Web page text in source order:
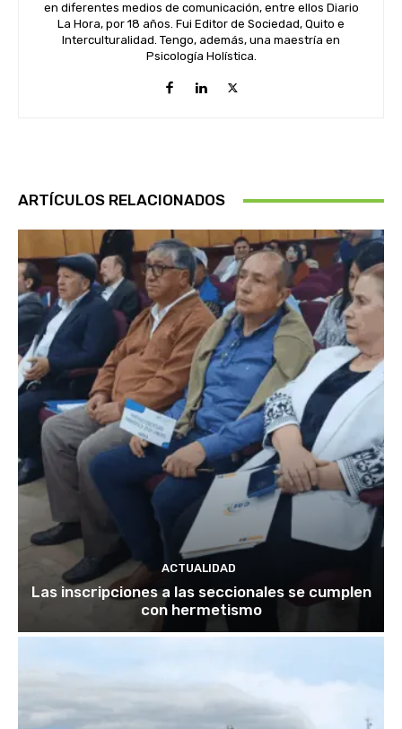
en diferentes medios de comunicación, entre ellos Diario
La Hora, por 18 años. Fui Editor de Sociedad, Quito e
Interculturalidad. Tengo, además, una maestría en
Psicología Holística.
ARTÍCULOS RELACIONADOS
ACTUALIDAD
Las inscripciones a las seccionales se cumplen
con hermetismo